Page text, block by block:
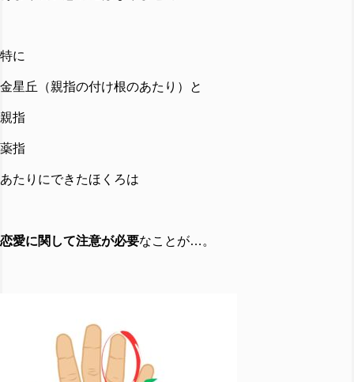
特に
金星丘（親指の付け根のあたり）と
親指
薬指
あたりにできたほくろは
恋愛に関して注意が必要なことが…。